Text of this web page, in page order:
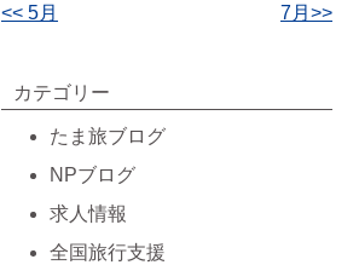
<< 5月 7月>>
カテゴリー
たま旅ブログ
NPブログ
求人情報
全国旅行支援